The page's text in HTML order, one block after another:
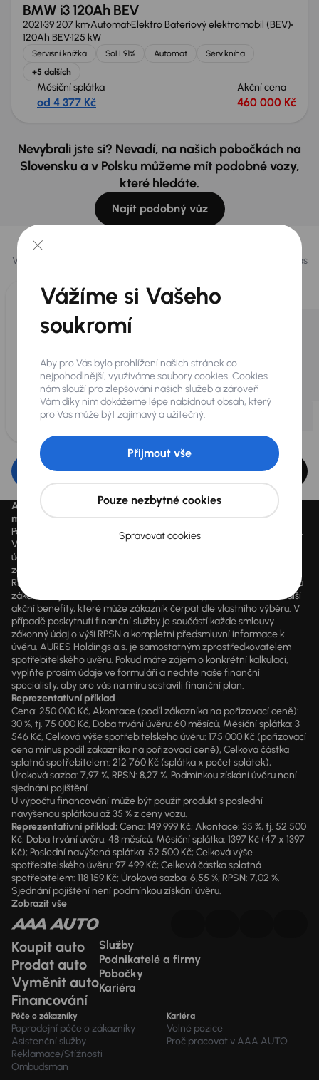
BMW i3 120Ah BEV
202139 207 kmAutomatElektro Bateriový elektromobil (BEV)
120Ah BEV125 kW
Servisní knížka SoH 91% Automat
Serv.kniha
+5 dalších
Měsíční splátka
od 4 377 Kč
Akční cena
460 000 Kč
Nevybrali jste si? Nevadí, na našich pobočkách na
Slovensku a v Polsku můžeme mít podobné vozy,
které hledáte.
Najít podobný vůz
Vybrali jsme pro vás
Vybíráme pro vás ty
z naší nabídky. Každý den pro vás
Upravit filtr
Aktuálně platné ceny jsou uvedeny nawww.aaaauto.cz
. Akci je
možné využít od 14.3.2020 do odvolání.
Podmínky spotřebitelského úvěru u konkrétního vozu se mohou lišit.
Výpočet splátky je orientační a závisí na konkrétních vstupních
údajích a individuálních podmínkách financování poskytnutých
zákazníkovi jim zvoleným obchodním partnerem. Vyšší hodnoty
RPSN mohou být důsledkem využití marketingových akcí dle výběru
zákazníka, jako např. sleva z ceny vozidla, výplata hotovosti a další
akční benefity, které může zákazník čerpat dle vlastního výběru. V
případě poskytnutí finanční služby je součástí každé smlouvy
zákonný údaj o výši RPSN a kompletní předsmluvní informace k
úvěru. AURES Holdings a.s. je samostatným zprostředkovatelem
spotřebitelského úvěru. Pokud máte zájem o konkrétní kalkulaci,
vyplňte prosím údaje ve formuláři a nechte naše finanční
specialisty, aby pro vás na míru sestavili finanční plán.
Reprezentativní příklad
Cena: 250 000 Kč, Akontace (podíl zákazníka na pořizovací ceně):
30 %, tj. 75 000 Kč, Doba trvání úvěru: 60 měsíců, Měsíční splátka: 3
546 Kč, Celková výše spotřebitelského úvěru: 175 000 Kč (pořizovací
cena mínus podíl zákazníka na pořizovací ceně), Celková částka
splatná spotřebitelem: 212 760 Kč (splátka x počet splátek),
Úroková sazba: 7,97 %, RPSN: 8,27 %. Podmínkou získání úvěru není
sjednání pojištění.
U výpočtu financování může být použit produkt s poslední
navýšenou splátkou až 35 % z ceny vozu.
Reprezentativní příklad:Cena: 149 999 Kč; Akontace: 35 %, tj. 52 500
Kč; Doba trvání úvěru: 48 měsíců; Měsíční splátka: 1397 Kč (47 x 1397
Kč); Poslední navýšená splátka: 52 500 Kč; Celková výše
spotřebitelského úvěru: 97 499 Kč; Celková částka splatná
spotřebitelem: 118 159 Kč; Úroková sazba: 6,55 %; RPSN: 7,02 %.
Sjednání pojištění není podmínkou získání úvěru.
Zobrazit vše
Koupit auto
Prodat auto
Vyměnit auto
Financování
Služby
Podnikatelé a firmy
Pobočky
Kariéra
Péče o zákazníky
Poprodejní péče o zákazníky
Asistenční služby
Reklamace/Stížnosti
Ombudsman
Kariéra
Volné pozice
Proč pracovat v AAA AUTO
Vážíme si Vašeho
soukromí
Aby pro Vás bylo prohlížení našich stránek co
nejpohodlnější, využíváme soubory cookies. Cookies
nám slouží pro zlepšování našich služeb a zároveň
Vám díky nim dokážeme lépe nabídnout obsah, který
pro Vás může být zajímavý a užitečný.
Spravovat cookies
Pouze nezbytné cookies
Přijmout vše